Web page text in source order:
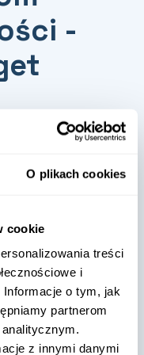
O plikach cookies
cookie
treści
i
o tym, jak
partnerom
z innymi danymi
-
teraz
swoją
wysokość
jak to